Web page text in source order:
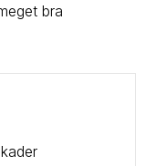
bra